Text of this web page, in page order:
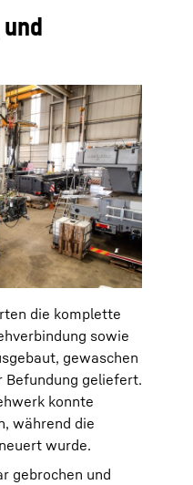
die komplette
sowie
gewaschen
Befundung geliefert.
konnte
während die
wurde.
gebrochen und